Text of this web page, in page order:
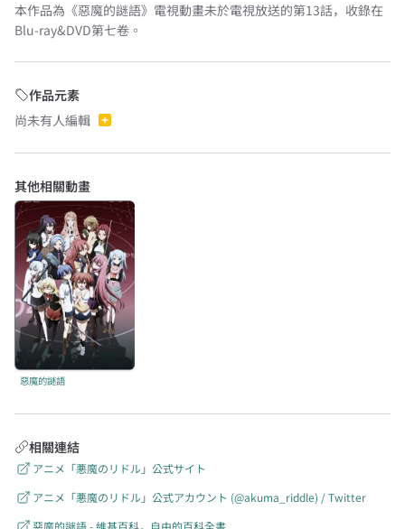
本作品為《惡魔的謎語》電視動畫未於電視放送的第13話，收錄在
Blu-ray&DVD第七卷。
作品元素
尚未有人編輯
其他相關動畫
惡魔的謎語
相關連結
アニメ「悪魔のリドル」公式サイト
アニメ「悪魔のリドル」公式アカウント (@akuma_riddle) / Twitter